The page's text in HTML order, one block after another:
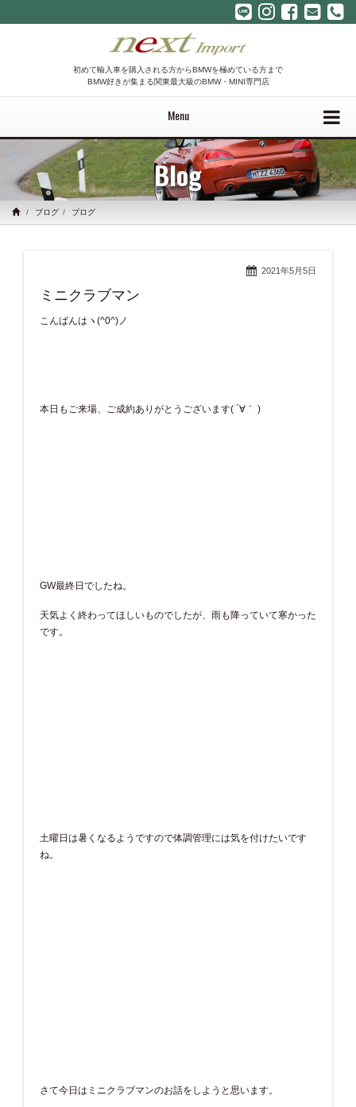
初めて輸入車を購入される方からBMWを極めている方まで
BMW好きが集まる関東最大級のBMW・MINI専門店
Menu
Blog
ブログ ブログ
2021年5月5日
ミニクラブマン
こんばんはヽ(^0^)ノ
本日もご来場、ご成約ありがとうございます( ´∀｀ )
GW最終日でしたね。
天気よく終わってほしいものでしたが、雨も降っていて寒かった
です。
土曜日は暑くなるようですので体調管理には気を付けたいです
ね。
さて今日はミニクラブマンのお話をしようと思います。